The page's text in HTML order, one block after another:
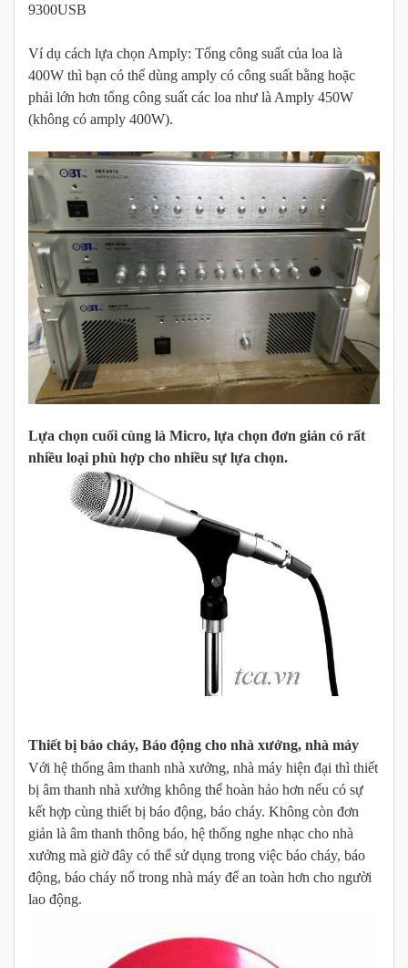
9300USB
Ví dụ cách lựa chọn Amply: Tổng công suất của loa là
400W thì bạn có thể dùng amply có công suất bằng hoặc
phải lớn hơn tổng công suất các loa như là Amply 450W
(không có amply 400W).
Lựa chọn cuối cùng là Micro, lựa chọn đơn giản có rất
nhiều loại phù hợp cho nhiều sự lựa chọn.
Thiết bị báo cháy, Báo động cho nhà xưởng, nhà máy
Với hệ thống âm thanh nhà xưởng, nhà máy hiện đại thì thiết
bị âm thanh nhà xưởng không thể hoàn hảo hơn nếu có sự
kết hợp cùng thiết bị báo động, báo cháy. Không còn đơn
giản là âm thanh thông báo, hệ thống nghe nhạc cho nhà
xưởng mà giờ đây có thể sử dụng trong việc báo cháy, báo
động, báo cháy nổ trong nhà máy để an toàn hơn cho người
lao động.